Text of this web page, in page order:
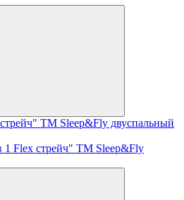
ТМ Sleep&Fly двуспальный